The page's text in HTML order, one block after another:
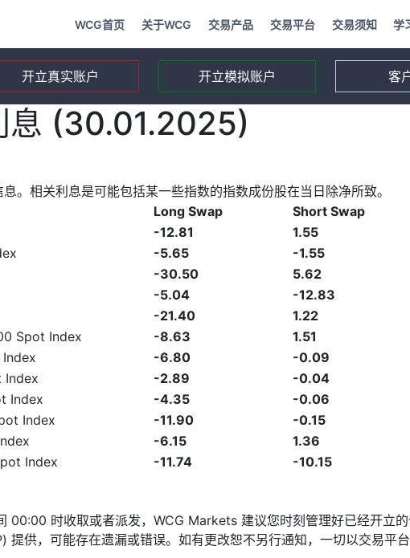
WCG首页 关于WCG 交易产品 交易平台 交易须知 学
开立真实账户 开立模拟账户 客
息 (30.01.2025)
。相关利息是可能包括某一些指数的指数成份股在当日除净所致。
Long Swap
Short Swap
-12.81
1.55
-5.65
-1.55
-30.50
5.62
-5.04
-12.83
-21.40
1.22
Spot Index -8.63
1.51
-6.80
-0.09
Index -2.89
-0.04
Index -4.35
-0.06
Index -11.90
-0.15
-6.15
1.36
Index -11.74 -10.15
00:00 时收取或者派发，WCG Markets 建议您时刻管理好已经开立
提供，可能存在遗漏或错误。如有更改恕不另行通知，一切以交易平台